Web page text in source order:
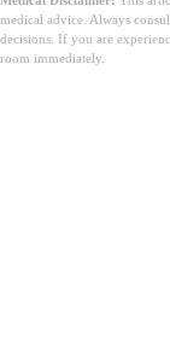
medical advice. Always
decisions. If you are
room immediately.